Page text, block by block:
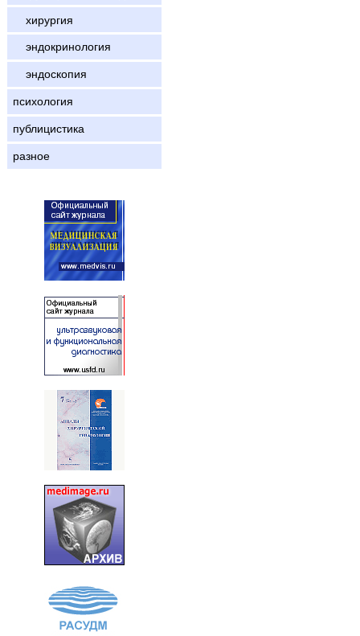
хирургия
эндокринология
эндоскопия
психология
публицистика
разное